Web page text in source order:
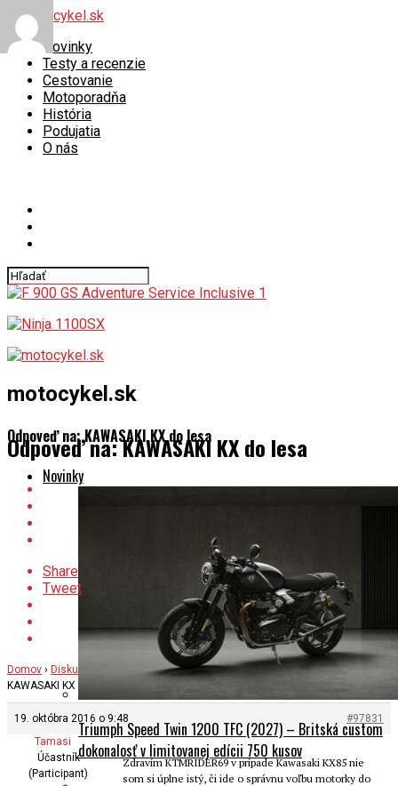
Novinky
Testy a recenzie
Cestovanie
Motoporadňa
História
Podujatia
O nás
motocykel.sk
Odpoveď na: KAWASAKI KX do lesa
Novinky
Triumph Speed Twin 1200 TFC (2027) – Britská custom
dokonalosť v limitovanej edícii 750 kusov
Odpoveď na: KAWASAKI KX do lesa
Share
Tweet
Domov › Diskusné Fóra Motoporadňa KAWASAKI KX do lesa › Odpoveď na:
KAWASAKI KX do lesa
19. októbra 2016 o 9:48
#97831
Tamasi
Účastník
(Participant)
Zdravím KTMRIDER69 v prípade Kawasaki KX85 nie
som si úplne istý, či ide o správnu voľbu motorky do